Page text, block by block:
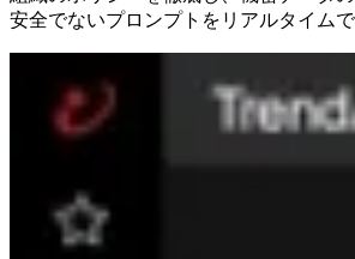
安全でないプロンプトをリアルタイムで